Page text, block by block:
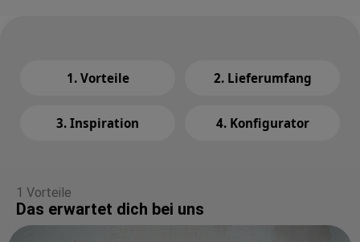
1. Vorteile 2. Lieferumfang
3. Inspiration 4. Konfigurator
1 Vorteile
Das erwartet dich bei uns